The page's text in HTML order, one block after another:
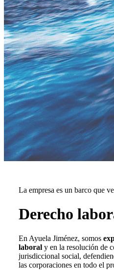
La empresa es un barco que
Derecho
En Ayuela Jiménez, somos
laboral y en la resolución de
jurisdiccional social,
las corporaciones en todo el